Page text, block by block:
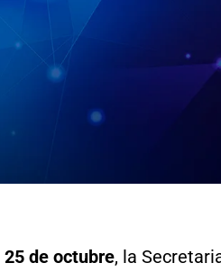
25 de octubre, la